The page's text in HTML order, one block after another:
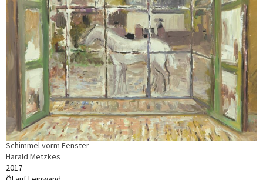
Schimmel vorm Fenster
Harald Metzkes
2017